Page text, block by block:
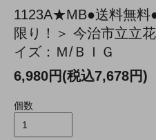
1123A★MB●送料無料
限り！＞ 今治市立
イズ：Ｍ/ＢＩＧ
6,980円(税込7,678円)
個数